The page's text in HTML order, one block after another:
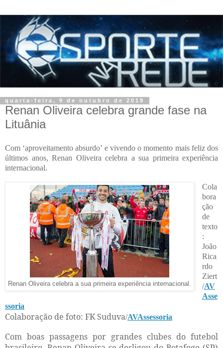
quarta-feira, 9 de outubro de 2019
Renan Oliveira celebra grande fase na
Lituânia
Com ‘aproveitamento absurdo’ e vivendo o momento mais feliz dos
últimos anos, Renan Oliveira celebra a sua primeira experiência
internacional.
Renan Oliveira celebra a sua primeira experiência internacional.
Cola
bora
ção
de
texto
:
João
Rica
rdo
Ziert
/AV
Asse
ssoria
Colaboração de foto: FK Suduva/AVAssessoria
Com boas passagens por grandes clubes do futebol